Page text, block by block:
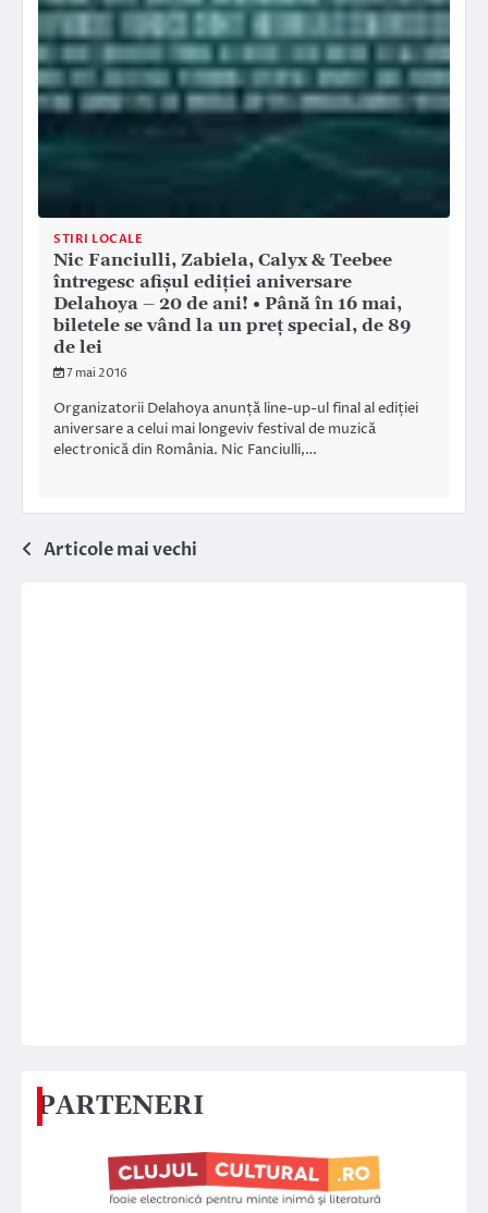
STIRI LOCALE
Nic Fanciulli, Zabiela, Calyx & Teebee
întregesc afișul ediției aniversare
Delahoya – 20 de ani! • Până în 16 mai,
biletele se vând la un preț special, de 89
de lei
7 mai 2016
Organizatorii Delahoya anunță line-up-ul final al ediției
aniversare a celui mai longeviv festival de muzică
electronică din România. Nic Fanciulli,…
Navigare
Articole mai vechi
PARTENERI